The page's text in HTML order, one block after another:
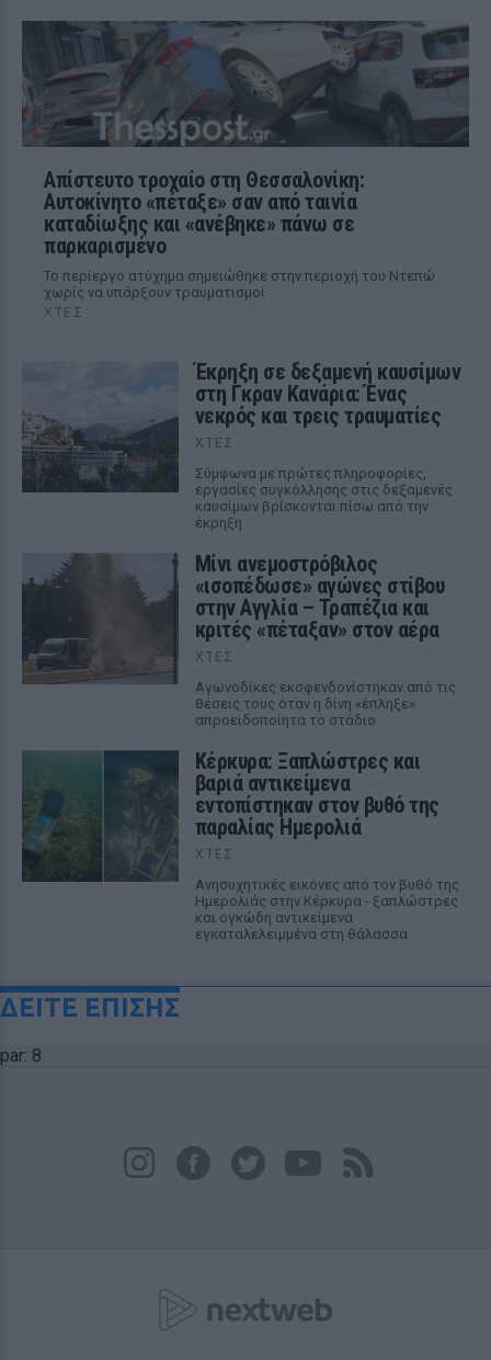
Απίστευτο τροχαίο στη Θεσσαλονίκη:
Αυτοκίνητο «πέταξε» σαν από ταινία
καταδίωξης και «ανέβηκε» πάνω σε
παρκαρισμένο
Το περίεργο ατύχημα σημειώθηκε στην περιοχή του Ντεπώ
χωρίς να υπάρξουν τραυματισμοί
ΧΤΕΣ
Έκρηξη σε δεξαμενή καυσίμων
στη Γκραν Κανάρια: Ένας
νεκρός και τρεις τραυματίες
ΧΤΕΣ
Σύμφωνα με πρώτες πληροφορίες,
εργασίες συγκόλλησης στις δεξαμενές
καυσίμων βρίσκονται πίσω από την
έκρηξη
Μίνι ανεμοστρόβιλος
«ισοπέδωσε» αγώνες στίβου
στην Αγγλία – Τραπέζια και
κριτές «πέταξαν» στον αέρα
ΧΤΕΣ
Αγωνοδίκες εκσφενδονίστηκαν από τις
θέσεις τους όταν η δίνη «έπληξε»
απροειδοποίητα το στάδιο
Κέρκυρα: Ξαπλώστρες και
βαριά αντικείμενα
εντοπίστηκαν στον βυθό της
παραλίας Ημερολιά
ΧΤΕΣ
Ανησυχητικές εικόνες από τον βυθό της
Ημερολιάς στην Κέρκυρα - ξαπλώστρες
και ογκώδη αντικείμενα
εγκαταλελειμμένα στη θάλασσα
ΔΕΙΤΕ ΕΠΙΣΗΣ
par: 8